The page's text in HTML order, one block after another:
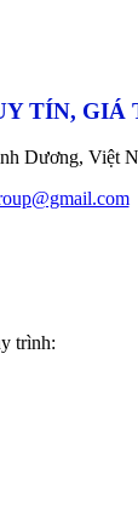
TÍN, GIÁ
Dương, Việt
trình: